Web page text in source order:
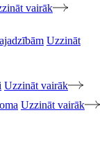
vairāk
Uzzināt
Uzzināt vairāk
Uzzināt vairāk